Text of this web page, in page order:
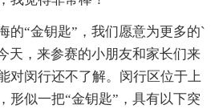
“金钥匙”，我们愿意为更多的`
天，来参赛的小朋友和家长们来
对闵行还不了解。闵行区位于上
形似一把“金钥匙”，具有以下突